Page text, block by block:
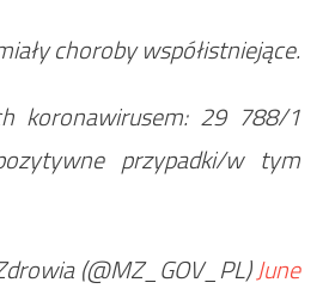
choroby współistniejące.
koronawirusem: 29 788/1
przypadki/w tym
(@MZ_GOV_PL)June